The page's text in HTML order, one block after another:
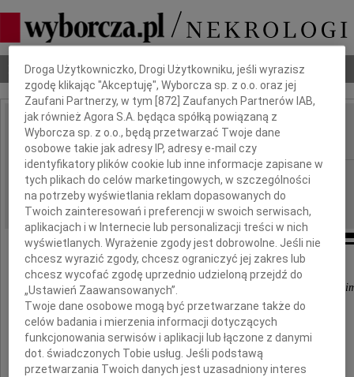
Nekrologi Odeszli Poradnik pogrzebowy
IMIĘ I NAZWISKO: Hanna Goliszewska
REGION: Gdańsk
DATA EMISJI: 25.05.2016
"Umarłych wieczność dotąd trwa, dokąd pamięcią się
Pragniemy zawiadomić przyjaciół i rodzinę,
że w piątek 27-go maja o godzinie 15.00
Dbamy o Twoją prywatność
Droga Użytkowniczko, Drogi Użytkowniku, jeśli wyrazisz
zgodę klikając "Akceptuję", Wyborcza sp. z o.o. oraz jej
Zaufani Partnerzy, w tym [872 ] Zaufanych Partnerów IAB,
jak również Agora S.A. będąca spółką powiązaną z
Wyborcza sp. z o.o., będą przetwarzać Twoje dane
osobowe takie jak adresy IP, adresy e-mail czy
identyfikatory plików cookie lub inne informacje zapisane w
tych plikach do celów marketingowych, w szczególności
na potrzeby wyświetlania reklam dopasowanych do
Twoich zainteresowań i preferencji w swoich serwisach,
aplikacjach i w Internecie lub personalizacji treści w nich
wyświetlanych. Wyrażenie zgody jest dobrowolne. Jeśli nie
chcesz wyrazić zgody, chcesz ograniczyć jej zakres lub
chcesz wycofać zgodę uprzednio udzieloną przejdź do
„Ustawień Zaawansowanych”.
Twoje dane osobowe mogą być przetwarzane także do
celów badania i mierzenia informacji dotyczących
funkcjonowania serwisów i aplikacji lub łączone z danymi
dot. świadczonych Tobie usług. Jeśli podstawą
przetwarzania Twoich danych jest uzasadniony interes